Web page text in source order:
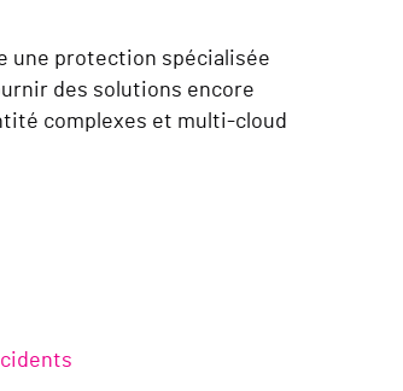
une protection spécialisée
des solutions encore
complexes et multi-cloud